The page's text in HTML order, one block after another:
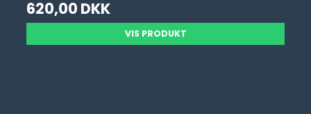
620,00 DKK
VIS PRODUKT